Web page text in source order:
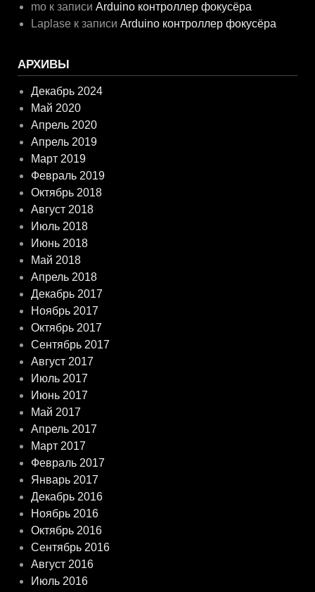
mo к записиArduino контроллер фокусёра
Laplase к записиArduino контроллер фокусёра
АРХИВЫ
Декабрь 2024
Май 2020
Апрель 2020
Апрель 2019
Март 2019
Февраль 2019
Октябрь 2018
Август 2018
Июль 2018
Июнь 2018
Май 2018
Апрель 2018
Декабрь 2017
Ноябрь 2017
Октябрь 2017
Сентябрь 2017
Август 2017
Июль 2017
Июнь 2017
Май 2017
Апрель 2017
Март 2017
Февраль 2017
Январь 2017
Декабрь 2016
Ноябрь 2016
Октябрь 2016
Сентябрь 2016
Август 2016
Июль 2016